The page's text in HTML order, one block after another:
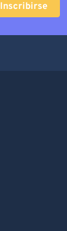
Inscribirse